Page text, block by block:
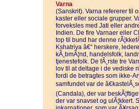
Varna
(Sanskrit). Varna refererer til
kaster eller sociale grupper.
forveksles med Jati eller
Indien. De fire Varnaer eller
top til bund har denne
Kshatriya â€“ herskere,
kÃ¸bmÃ¦nd, handelsfolk,
tjenestefolk. De fÃ¸rste tre
lov til at deltage i de vediske
fordi de betragtes som ikke-
samfundet var de
(Candala), der var
der var snavset og ulÃ¦kkert.